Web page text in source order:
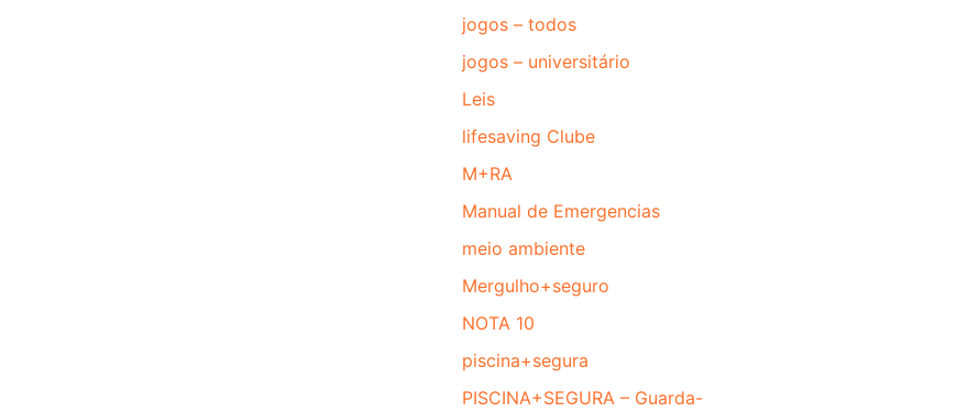
jogos – todos
jogos – universitário
Leis
lifesaving Clube
M+RA
Manual de Emergencias
meio ambiente
Mergulho+seguro
NOTA 10
piscina+segura
PISCINA+SEGURA – Guarda-